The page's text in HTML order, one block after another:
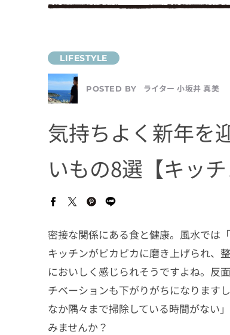
POSTED BY ライター 小坂井 真美
気持ちよく新年を
いもの8選【キッチ
密接な関係にある食と健康。風水では
キッチンがピカピカに磨き上げられ、
においしく感じられそうですよね。反
チベーションも下がりがちになります
なか隅々まで掃除している時間がない
みませんか？